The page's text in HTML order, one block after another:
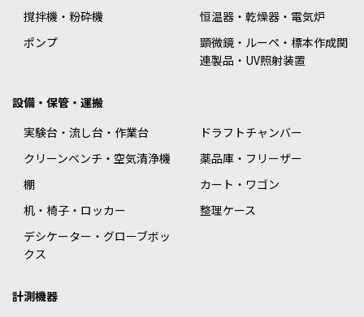
撹拌機・粉砕機
恒温器・乾燥器・電気炉
ポンプ
顕微鏡・ルーペ・標本作成関
連製品・UV照射装置
設備・保管・運搬
実験台・流し台・作業台
ドラフトチャンバー
クリーンベンチ・空気清浄機
薬品庫・フリーザー
棚
カート・ワゴン
机・椅子・ロッカー
整理ケース
デシケーター・グローブボッ
クス
計測機器